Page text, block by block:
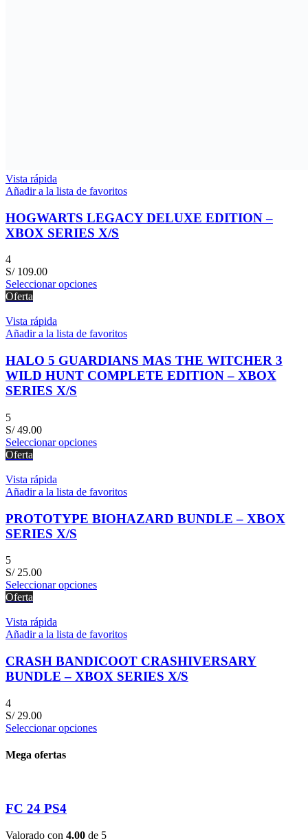
Vista rápida
Añadir a la lista de favoritos
HOGWARTS LEGACY DELUXE EDITION –
XBOX SERIES X/S
4
S/109.00
Seleccionar opciones
Oferta
Vista rápida
Añadir a la lista de favoritos
HALO 5 GUARDIANS MAS THE WITCHER 3
WILD HUNT COMPLETE EDITION – XBOX
SERIES X/S
5
S/49.00
Seleccionar opciones
Oferta
Vista rápida
Añadir a la lista de favoritos
PROTOTYPE BIOHAZARD BUNDLE – XBOX
SERIES X/S
5
S/25.00
Seleccionar opciones
Oferta
Vista rápida
Añadir a la lista de favoritos
CRASH BANDICOOT CRASHIVERSARY
BUNDLE – XBOX SERIES X/S
4
S/29.00
Seleccionar opciones
Mega ofertas
FC 24 PS4
Valorado con 4.00 de 5